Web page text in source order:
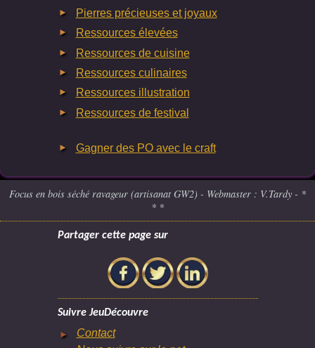
Pierres précieuses et joyaux
Ressources élevées
Ressources de cuisine
Ressources culinaires
Ressources illustration
Ressources de festival
Gagner des PO avec le craft
Focus en bois séché ravageur (artisanat GW2) - Webmaster : V.Tardy - *
* *
Partager cette page sur
Suivre JeuDécouvre
Contact